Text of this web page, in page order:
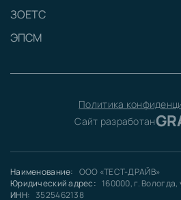
ЗОЕТС
ЭПСМ
Политика
Сайт разработан
Наименование: ООО «ТЕСТ-ДРАЙВ»
Юридический адрес: 160000, г.
ИНН: 3525462138